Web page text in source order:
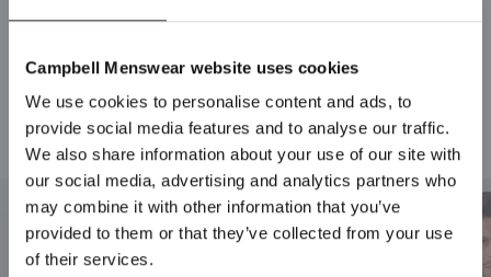
Campbell Menswear website uses cookies
We use cookies to personalise content and ads, to
provide social media features and to analyse our traffic.
We also share information about your use of our site with
our social media, advertising and analytics partners who
may combine it with other information that you’ve
provided to them or that they’ve collected from your use
of their services.
Empfohlen für Ihren Look
Bleiben Sie auf dem
Laufenden
Wenn Sie sich für den Newsletter von Campbell
Menswear anmelden, werden Sie als Erster über neue
Kollektionen, Sonderangebote und vieles mehr